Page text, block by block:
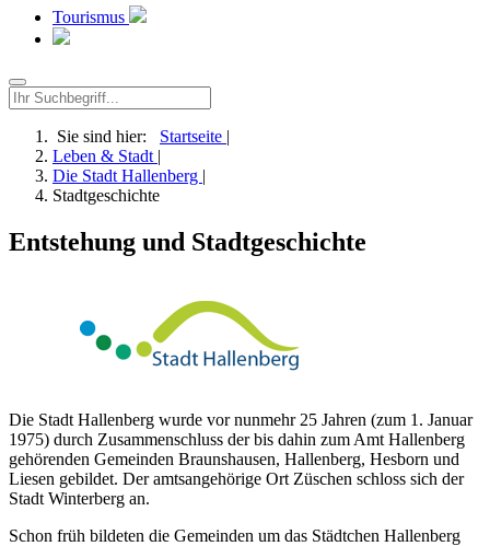
Tourismus
Sie sind hier: Startseite |
Leben & Stadt |
Die Stadt Hallenberg |
Stadtgeschichte
Entstehung und Stadtgeschichte
Die Stadt Hallenberg wurde vor nunmehr 25 Jahren (zum 1. Januar
1975) durch Zusammenschluss der bis dahin zum Amt Hallenberg
gehörenden Gemeinden Braunshausen, Hallenberg, Hesborn und
Liesen gebildet. Der amtsangehörige Ort Züschen schloss sich der
Stadt Winterberg an.
Schon früh bildeten die Gemeinden um das Städtchen Hallenberg